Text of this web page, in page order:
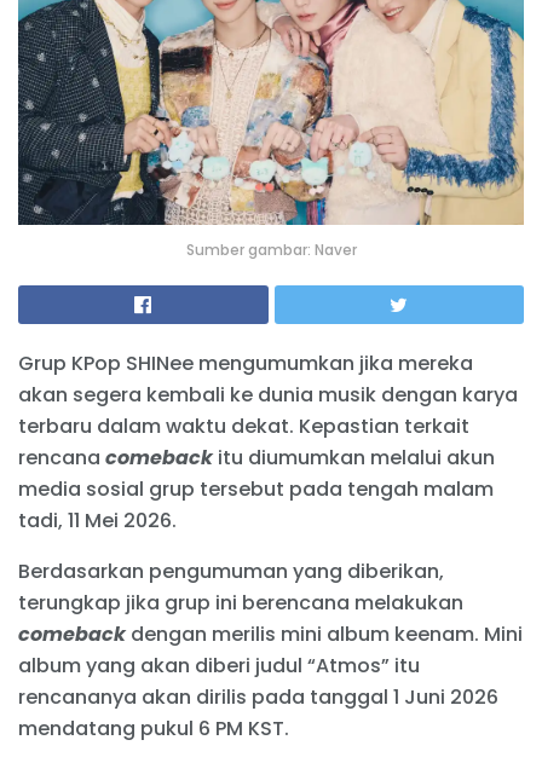
Sumber gambar: Naver
Grup KPop SHINee mengumumkan jika mereka
akan segera kembali ke dunia musik dengan karya
terbaru dalam waktu dekat. Kepastian terkait
rencana comebackitu diumumkan melalui akun
media sosial grup tersebut pada tengah malam
tadi, 11 Mei 2026.
Berdasarkan pengumuman yang diberikan,
terungkap jika grup ini berencana melakukan
comebackdengan merilis mini album keenam. Mini
album yang akan diberi judul “Atmos” itu
rencananya akan dirilis pada tanggal 1 Juni 2026
mendatang pukul 6 PM KST.